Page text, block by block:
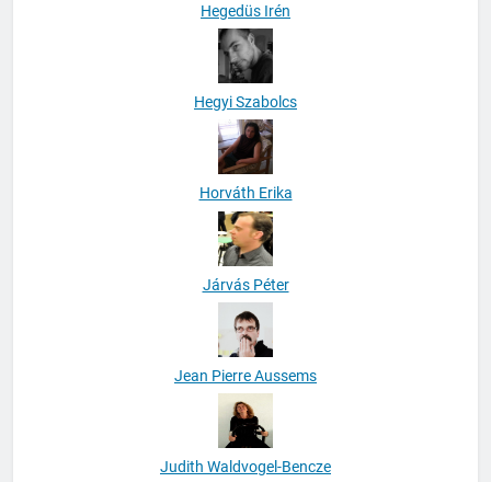
Hegedüs Irén
Hegyi Szabolcs
Horváth Erika
Járvás Péter
Jean Pierre Aussems
Judith Waldvogel-Bencze